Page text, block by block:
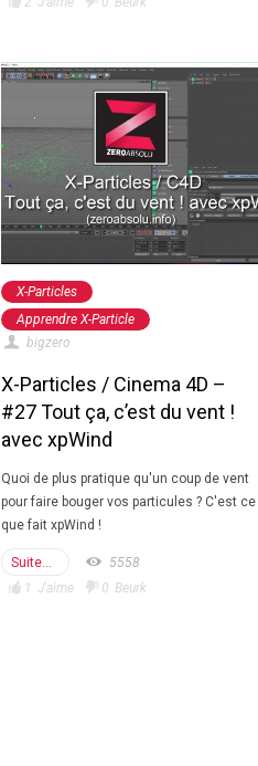
X-Particles
Apprendre X-Particle
bigzero
X-Particles / Cinema 4D –
#27 Tout ça, c’est du vent !
avec xpWind
Quoi de plus pratique qu'un coup de vent
pour faire bouger vos particules ? C'est ce
que fait xpWind !
Suite...
5558
1 J'aime 0 Beurk